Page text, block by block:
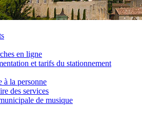
en ligne
et tarifs du stationnement
à la personne
des services
de musique